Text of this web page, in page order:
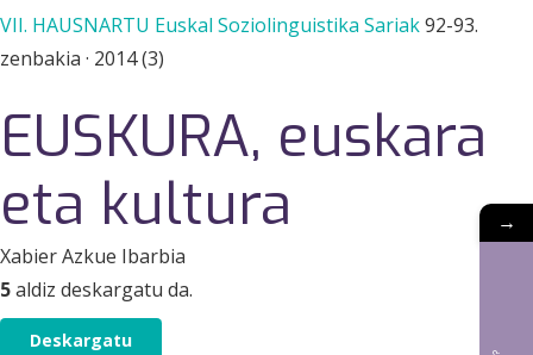
VII. HAUSNARTU Euskal Soziolinguistika Sariak92-93.
zenbakia · 2014 (3)
EUSKURA, euskara
eta kultura
Xabier Azkue Ibarbia
5aldiz deskargatu da.
Deskargatu
→